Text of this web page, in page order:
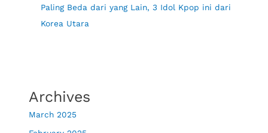
Paling Beda dari yang Lain, 3 Idol Kpop ini dari
Korea Utara
Archives
March 2025